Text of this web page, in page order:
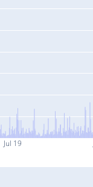
Jul 19